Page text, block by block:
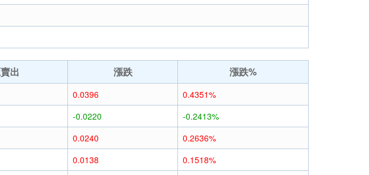
出 漲跌 漲跌%
0.0396
0.4351%
-0.0220
-0.2413%
0.0240
0.2636%
0.0138
0.1518%